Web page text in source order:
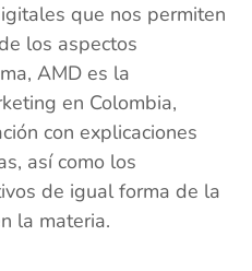
que nos permiten
los aspectos
AMD es la
en Colombia,
con explicaciones
así como los
de igual forma de la
la materia.